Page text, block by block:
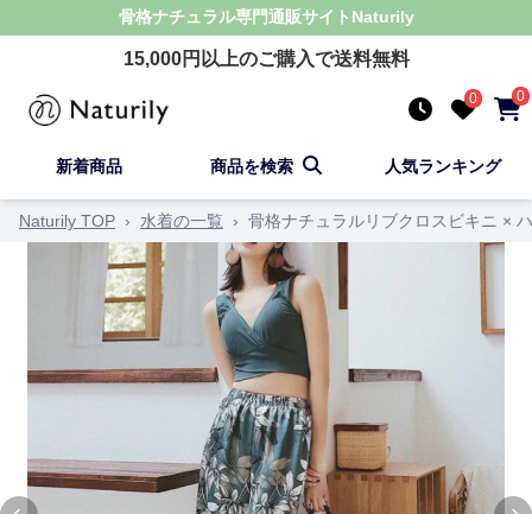
骨格ナチュラル専門通販サイト Naturily
15,000円以上のご購入で送料無料
0 0
新着商品 商品を検索 人気ランキング
Naturily TOP › 水着の一覧 › 骨格ナチュラルリブクロスビキニ ×